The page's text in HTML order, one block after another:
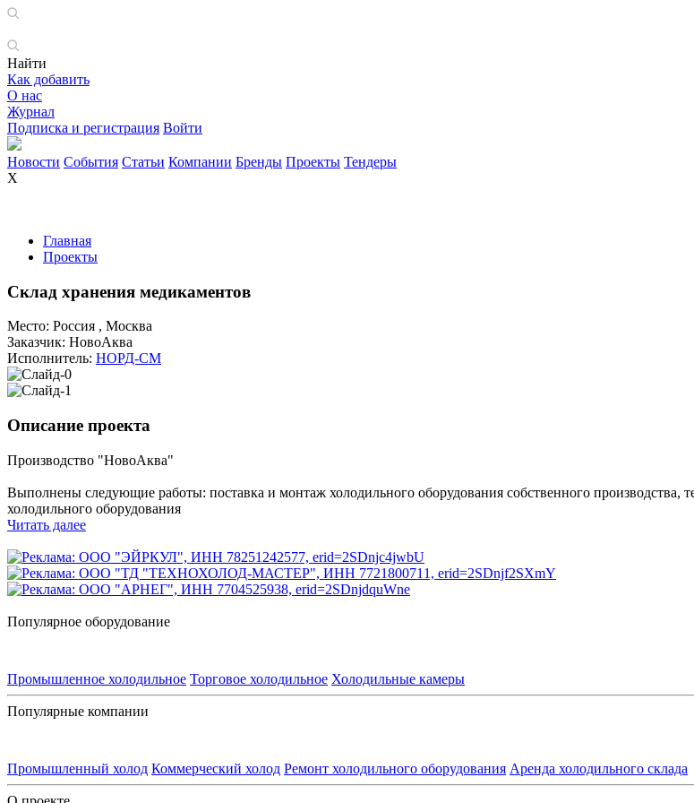
Найти
Как добавить
О нас
Журнал
Подписка и регистрация Войти
Новости События Статьи Компании Бренды Проекты Тендеры
X
Главная
Проекты
Склад хранения медикаментов
Место:
Россия , Москва
Заказчик: НовоАква
Исполнитель: НОРД-СМ
Описание проекта
Производство "НовоАква"
Выполнены следующие работы: поставка и монтаж холодильного оборудования собственного производства,
холодильного оборудования
Читать далее
Популярное оборудование
Промышленное холодильное Торговое холодильное Холодильные камеры
Популярные компании
Промышленный холод Коммерческий холод Ремонт холодильного оборудования Аренда холодильного склада